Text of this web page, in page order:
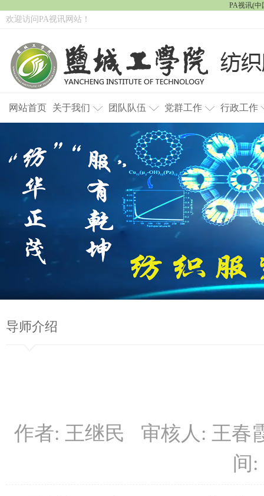
PA视讯(中
欢迎访问PA视讯网站！
网站首页 关于我们 团队队伍 党群工作 行政工作
导师介绍
作者: 王继民 审核人: 王
间: